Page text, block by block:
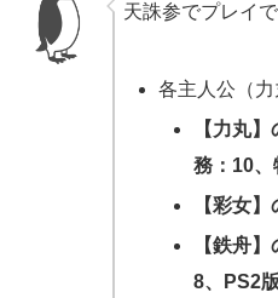
天誅参でプレイ
各主人公（
【力丸
務：10、
【彩女
【鉄舟
8、PS2